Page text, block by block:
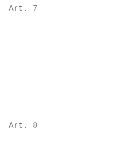
Art. 7
Art. 8